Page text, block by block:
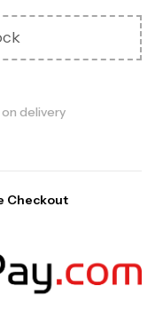
on delivery
Checkout